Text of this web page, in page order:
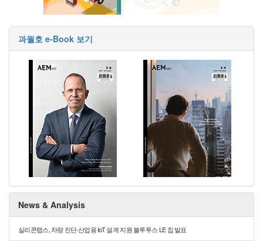
과월호 e-Book 보기
News & Analysis
실리콘랩스, 차량 진단·산업용 IoT 설계 지원 블루투스 LE 칩 발표